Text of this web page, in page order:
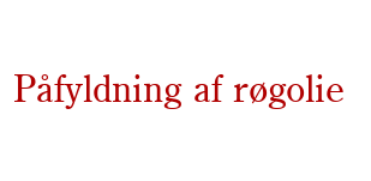
Påfyldning af røgolie